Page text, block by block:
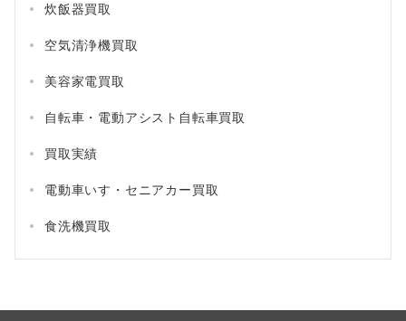
炊飯器買取
空気清浄機買取
美容家電買取
自転車・電動アシスト自転車買取
買取実績
電動車いす・セニアカー買取
食洗機買取